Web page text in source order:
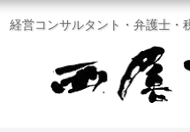
経営コンサルタント・弁護士・